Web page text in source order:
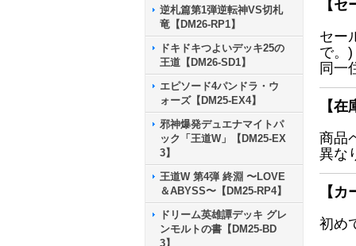
逆札篇第1弾逆転神VS切札
竜【DM26-RP1】
ドキドキつよいデッキ25の
王道【DM26-SD1】
エピソード4パンドラ・ウ
ォーズ【DM25-EX4】
邪神爆発デュエナマイトパ
ック「王道W」【DM25-EX
3】
王道W 第4弾 終淵 〜LOVE
＆ABYSS〜【DM25-RP4】
ドリーム英雄譚デッキ グレ
ンモルトの書【DM25-BD
3】
【
セー
で。)
同一
【
商品
異な
【
初め